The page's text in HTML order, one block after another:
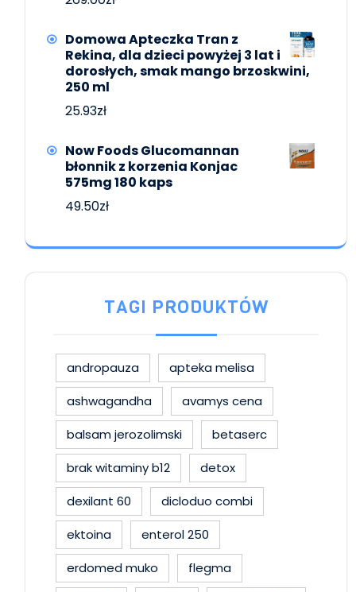
Domowa Apteczka Tran z
Rekina, dla dzieci powyżej 3 lat i
dorosłych, smak mango brzoskwini,
250 ml
25.93zł
Now Foods Glucomannan
błonnik z korzenia Konjac
575mg 180 kaps
49.50zł
TAGI PRODUKTÓW
andropauza
apteka melisa
ashwagandha
avamys cena
balsam jerozolimski
betaserc
brak witaminy b12
detox
dexilant 60
dicloduo combi
ektoina
enterol 250
erdomed muko
flegma